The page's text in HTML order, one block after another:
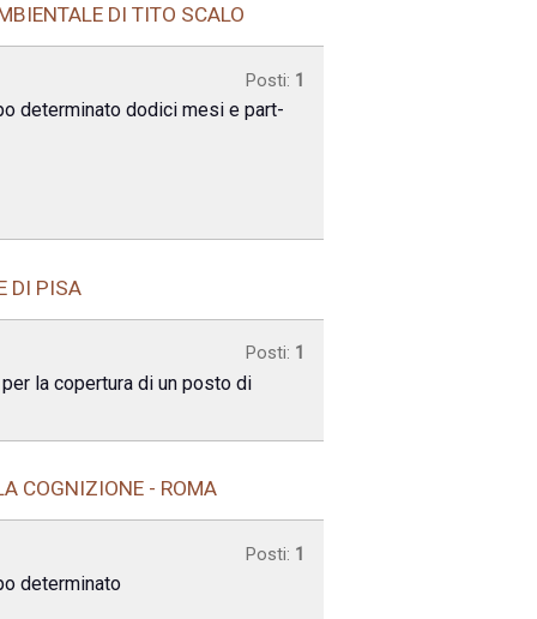
DI TITO SCALO
Posti: 1
determinato dodici mesi e part-
DI PISA
Posti: 1
la copertura di un posto di
COGNIZIONE - ROMA
Posti: 1
determinato